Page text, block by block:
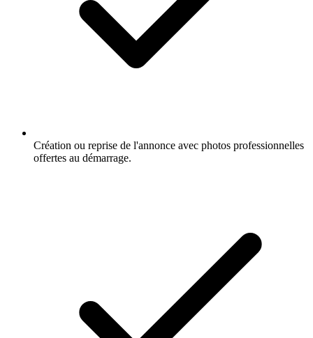
Création ou reprise de l'annonce avec photos professionnelles
offertes au démarrage.